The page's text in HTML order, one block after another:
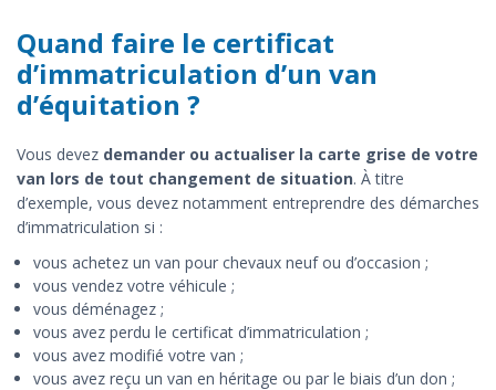
Quand faire le certificat
d’immatriculation d’un van
d’équitation ?
Vous devez demander ou actualiser la carte grise de votre
van lors de tout changement de situation. À titre
d’exemple, vous devez notamment entreprendre des démarches
d’immatriculation si :
vous achetez un van pour chevaux neuf ou d’occasion ;
vous vendez votre véhicule ;
vous déménagez ;
vous avez perdu le certificat d’immatriculation ;
vous avez modifié votre van ;
vous avez reçu un van en héritage ou par le biais d’un don ;